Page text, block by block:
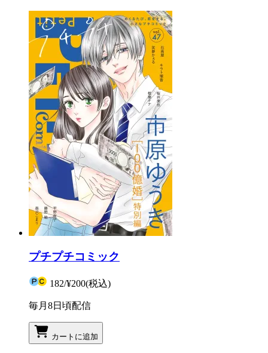
プチプチコミック
182/¥200(税込)
毎月8日頃配信
カートに追加